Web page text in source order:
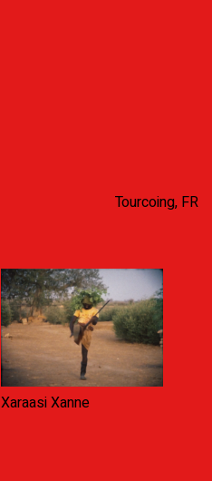
Tourcoing, FR
Xaraasi Xanne